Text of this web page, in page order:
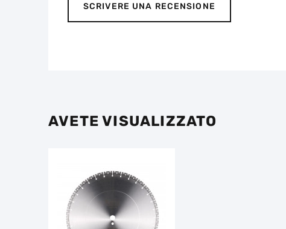
SCRIVERE UNA RECENSIONE
AVETE VISUALIZZATO